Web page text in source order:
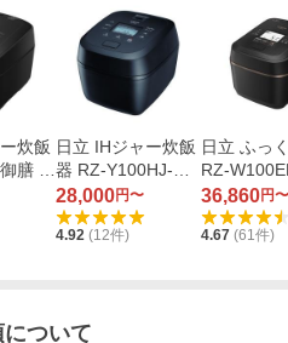
炊飯
膳 R
フ
ク）
日立 IHジャー炊飯
器 RZ-Y100HJ-H
（チャコールグレ
ー）
28,000円〜
4.92 (12件)
日立 ふっ
RZ-
（漆黒）
36,860円〜
4.67 (61 件)
ついて